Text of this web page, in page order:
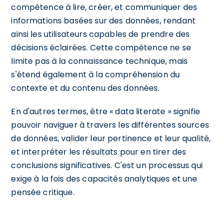
compétence à lire, créer, et communiquer des
informations basées sur des données, rendant
ainsi les utilisateurs capables de prendre des
décisions éclairées. Cette compétence ne se
limite pas à la connaissance technique, mais
s'étend également à la compréhension du
contexte et du contenu des données.
En d'autres termes, être « data literate » signifie
pouvoir naviguer à travers les différentes sources
de données, valider leur pertinence et leur qualité,
et interpréter les résultats pour en tirer des
conclusions significatives. C'est un processus qui
exige à la fois des capacités analytiques et une
pensée critique.